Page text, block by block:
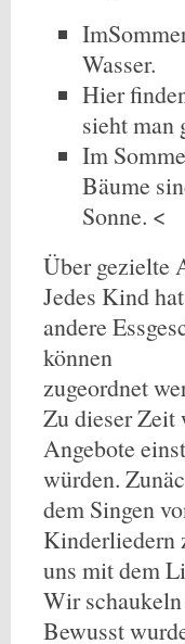
Wasser.
Hier
sieht man
Im
Bäume
Sonne. <
Über gezielte
Jedes Kind
andere
können
zugeordnet
Zu dieser Zeit
Angebote
würden.
dem Singen
Kinderliedern
uns mit dem
Wir
Bewusst